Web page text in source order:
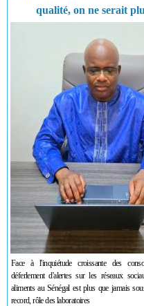
qualité, on ne serait
Face à l'inquiétude croissante des
déferlement d'alertes sur les réseaux
aliments au Sénégal est plus que jamais
record, rôle des laboratoires